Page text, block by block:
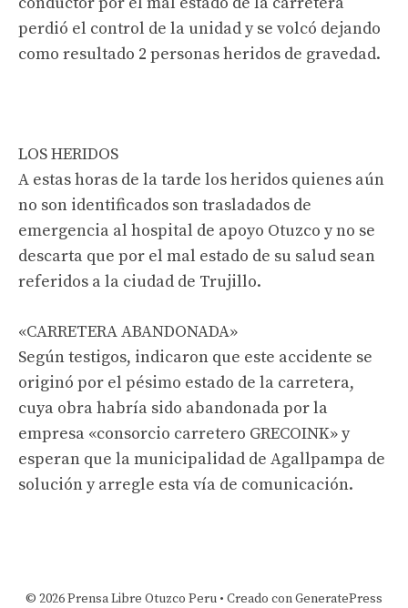
perdió el control de la unidad y se volcó dejando
como resultado 2 personas heridos de gravedad.
LOS HERIDOS
A estas horas de la tarde los heridos quienes aún
no son identificados son trasladados de
emergencia al hospital de apoyo Otuzco y no se
descarta que por el mal estado de su salud sean
referidos a la ciudad de Trujillo.
«CARRETERA ABANDONADA»
Según testigos, indicaron que este accidente se
originó por el pésimo estado de la carretera,
cuya obra habría sido abandonada por la
empresa «consorcio carretero GRECOINK» y
esperan que la municipalidad de Agallpampa de
solución y arregle esta vía de comunicación.
© 2026 Prensa Libre Otuzco Peru • Creado conGeneratePress